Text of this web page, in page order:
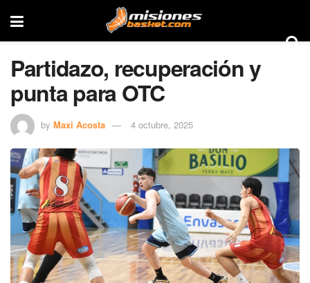
Partidazo, recuperación y
punta para OTC
by Maxi Acosta 4 octubre, 2025